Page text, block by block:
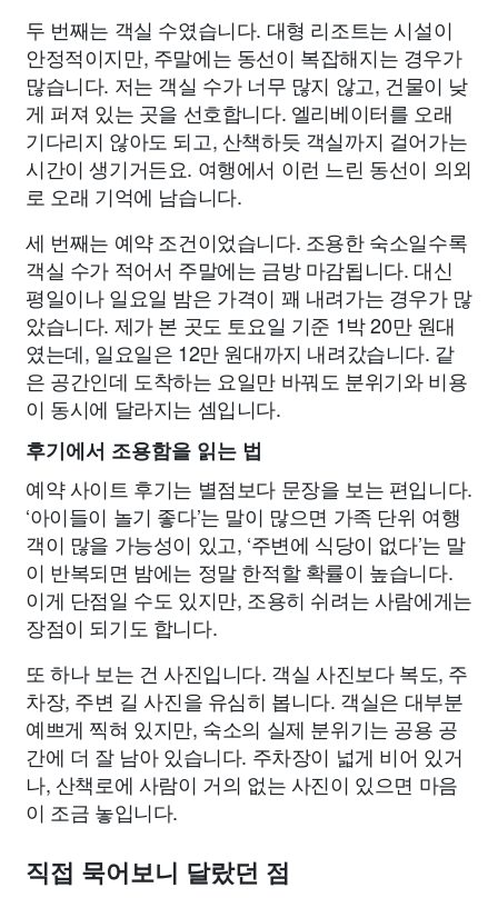
두 번째는 객실 수였습니다. 대형 리조트는 시설이
안정적이지만, 주말에는 동선이 복잡해지는 경우가
많습니다. 저는 객실 수가 너무 많지 않고, 건물이 낮
게 퍼져 있는 곳을 선호합니다. 엘리베이터를 오래
기다리지 않아도 되고, 산책하듯 객실까지 걸어가는
시간이 생기거든요. 여행에서 이런 느린 동선이 의외
로 오래 기억에 남습니다.
세 번째는 예약 조건이었습니다. 조용한 숙소일수록
객실 수가 적어서 주말에는 금방 마감됩니다. 대신
평일이나 일요일 밤은 가격이 꽤 내려가는 경우가 많
았습니다. 제가 본 곳도 토요일 기준 1박 20만 원대
였는데, 일요일은 12만 원대까지 내려갔습니다. 같
은 공간인데 도착하는 요일만 바꿔도 분위기와 비용
이 동시에 달라지는 셈입니다.
후기에서 조용함을 읽는 법
예약 사이트 후기는 별점보다 문장을 보는 편입니다.
‘아이들이 놀기 좋다’는 말이 많으면 가족 단위 여행
객이 많을 가능성이 있고, ‘주변에 식당이 없다’는 말
이 반복되면 밤에는 정말 한적할 확률이 높습니다.
이게 단점일 수도 있지만, 조용히 쉬려는 사람에게는
장점이 되기도 합니다.
또 하나 보는 건 사진입니다. 객실 사진보다 복도, 주
차장, 주변 길 사진을 유심히 봅니다. 객실은 대부분
예쁘게 찍혀 있지만, 숙소의 실제 분위기는 공용 공
간에 더 잘 남아 있습니다. 주차장이 넓게 비어 있거
나, 산책로에 사람이 거의 없는 사진이 있으면 마음
이 조금 놓입니다.
직접 묵어보니 달랐던 점